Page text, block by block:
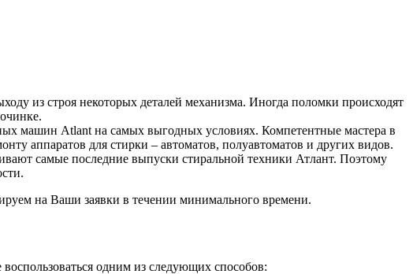
из строя некоторых деталей механизма. Иногда поломки происходят
машин Atlant на самых выгодных условиях. Компетентные мастера в
аппаратов для стирки – автоматов, полуавтоматов и других видов.
самые последние выпуски стиральной техники Атлант. Поэтому
на Ваши заявки в течении минимального времени.
одним из следующих способов: